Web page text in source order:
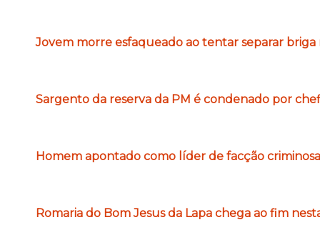
Jovem morre esfaqueado ao tentar separar
Sargento da reserva da PM é condenado por
Homem apontado como líder de facção
Romaria do Bom Jesus da Lapa chega ao fim